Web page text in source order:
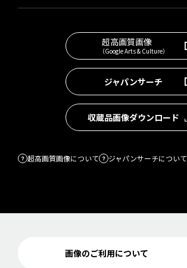
超高画質画像
（Google Arts & Culture）
ジャパンサーチ
収蔵品画像ダウンロード
超高画質画像について ジャパンサーチについて
画像のご利用について